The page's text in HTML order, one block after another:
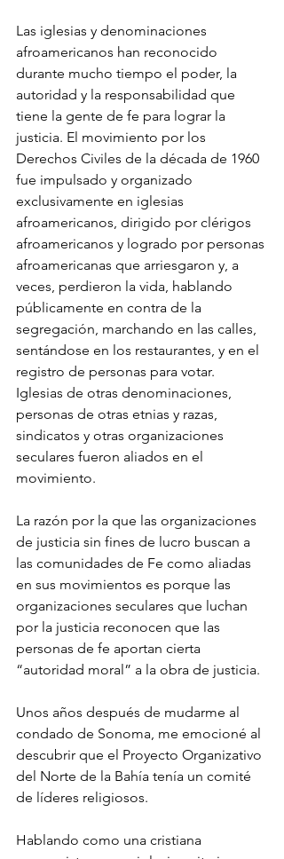
Las iglesias y denominaciones
afroamericanos han reconocido
durante mucho tiempo el poder, la
autoridad y la responsabilidad que
tiene la gente de fe para lograr la
justicia. El movimiento por los
Derechos Civiles de la década de 1960
fue impulsado y organizado
exclusivamente en iglesias
afroamericanos, dirigido por clérigos
afroamericanos y logrado por personas
afroamericanas que arriesgaron y, a
veces, perdieron la vida, hablando
públicamente en contra de la
segregación, marchando en las calles,
sentándose en los restaurantes, y en el
registro de personas para votar.
Iglesias de otras denominaciones,
personas de otras etnias y razas,
sindicatos y otras organizaciones
seculares fueron aliados en el
movimiento.
La razón por la que las organizaciones
de justicia sin fines de lucro buscan a
las comunidades de Fe como aliadas
en sus movimientos es porque las
organizaciones seculares que luchan
por la justicia reconocen que las
personas de fe aportan cierta
“autoridad moral” a la obra de justicia.
Unos años después de mudarme al
condado de Sonoma, me emocioné al
descubrir que el Proyecto Organizativo
del Norte de la Bahía tenía un comité
de líderes religiosos.
Hablando como una cristiana